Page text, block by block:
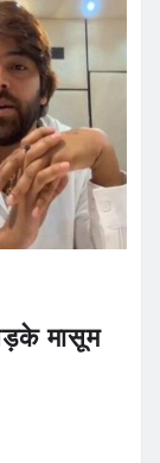
मासूम